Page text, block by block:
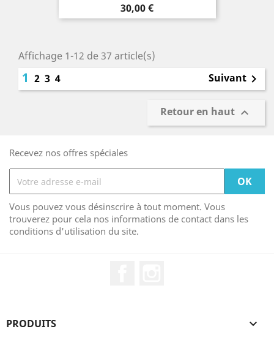
Prix
30,00 €
Affichage 1-12 de 37 article(s)
1 2 3 4 Suivant 
Retour en haut 
Recevez nos offres spéciales
Vous pouvez vous désinscrire à tout moment. Vous
trouverez pour cela nos informations de contact dans les
conditions d'utilisation du site.
PRODUITS 